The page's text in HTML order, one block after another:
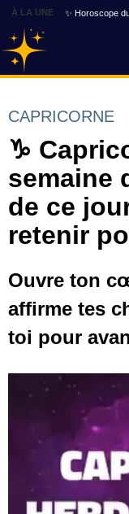
À LA UNE ✨ Horoscope
CAPRICORNE
♑
semaine
de ce
retenir
Ouvre ton
affirme tes
toi pour